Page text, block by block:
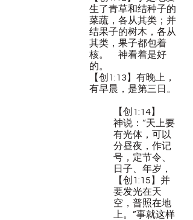
生了青草和结种子的
菜蔬，各从其类；并
结果子的树木，各从
其类，果子都包着
核。　神看着是好
的。
【创1:13】有晚上，
有早晨，是第三日。
【创1:14】
神说：“天上要
有光体，可以
分昼夜，作记
号，定节令、
日子、年岁，
【创1:15】并
要发光在天
空，普照在地
上。”事就这样